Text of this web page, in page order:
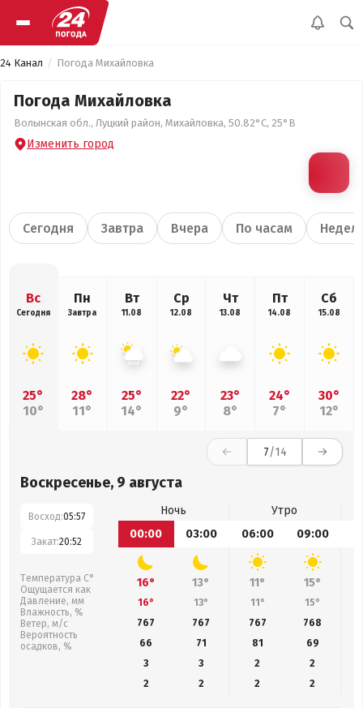
24 Канал Погода Михайловка
Погода Михайловка
Волынская обл., Луцкий район, Михайловка, 50.82°С, 25°В
Изменить город
Сегодня Завтра Вчера По часам
Вс
Сегодня
25°
10°
Пн
Завтра
28°
11°
Вт
11.08
25°
14°
Ср
12.08
22°
9°
Чт
13.08
23°
8°
Пт
14.08
24°
7°
Сб
15.08
30°
12°
7/14
Воскресенье, 9 августа
Восход:05:57
Закат:20:52
Температура С°
Ощущается как
Давление, мм
Влажность, %
Ветер, м/с
Вероятность
осадков, %
Ночь
Утро
00:00
03:00 06:00 09:00
16° 13° 11° 15°
16° 13° 11° 15°
767
767 767 768
66
71 81 69
3
3 2
2
2
2 2 2